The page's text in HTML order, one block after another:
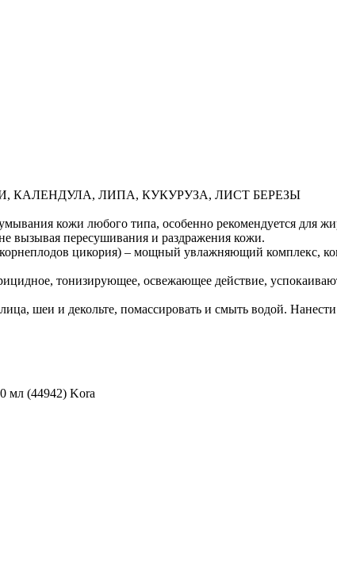
КАЛЕНДУЛА, ЛИПА, КУКУРУЗА, ЛИСТ БЕРЕЗЫ
кожи любого типа, особенно рекомендуется для
вызывая пересушивания и раздражения кожи.
цикория) – мощный увлажняющий комплекс,
тонизирующее, освежающее действие, успокаивают
шеи и декольте, помассировать и смыть водой.
мл (44942) Kora